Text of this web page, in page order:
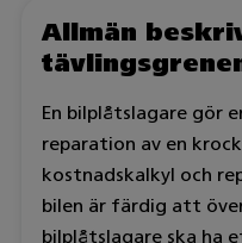
Allmän
En bilplåtslagare gör
reparation av en
kostnadskalkyl och
bilen är färdig att
bilplåtslagare ska ha